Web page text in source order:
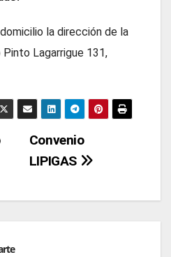
la dirección de la
Lagarrigue 131,
Convenio
LIPIGAS